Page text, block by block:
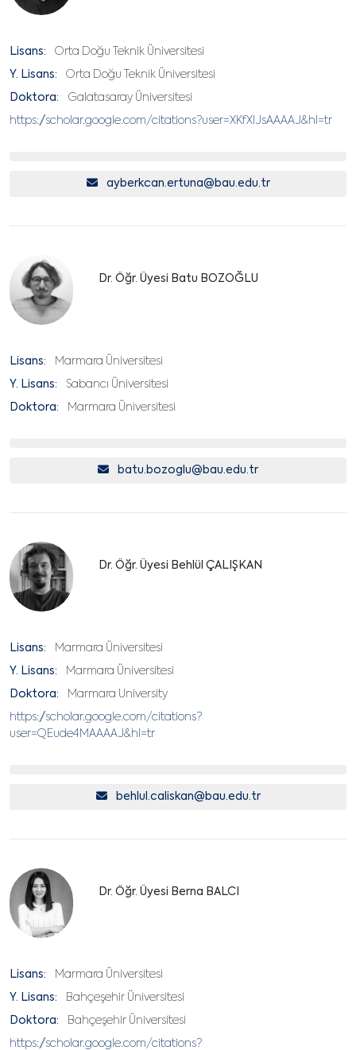
Lisans: Orta Doğu Teknik Üniversitesi
Y. Lisans: Orta Doğu Teknik Üniversitesi
Doktora: Galatasaray Üniversitesi
https://scholar.google.com/citations?user=XKfXIJsAAAAJ&hl=tr
ayberkcan.ertuna@bau.edu.tr
Dr. Öğr. Üyesi Batu BOZOĞLU
Lisans: Marmara Üniversitesi
Y. Lisans: Sabancı Üniversitesi
Doktora: Marmara Üniversitesi
batu.bozoglu@bau.edu.tr
Dr. Öğr. Üyesi Behlül ÇALIŞKAN
Lisans: Marmara Üniversitesi
Y. Lisans: Marmara Üniversitesi
Doktora: Marmara University
https://scholar.google.com/citations?
user=QEude4MAAAAJ&hl=tr
behlul.caliskan@bau.edu.tr
Dr. Öğr. Üyesi Berna BALCI
Lisans: Marmara Üniversitesi
Y. Lisans: Bahçeşehir Üniversitesi
Doktora: Bahçeşehir Üniversitesi
https://scholar.google.com/citations?